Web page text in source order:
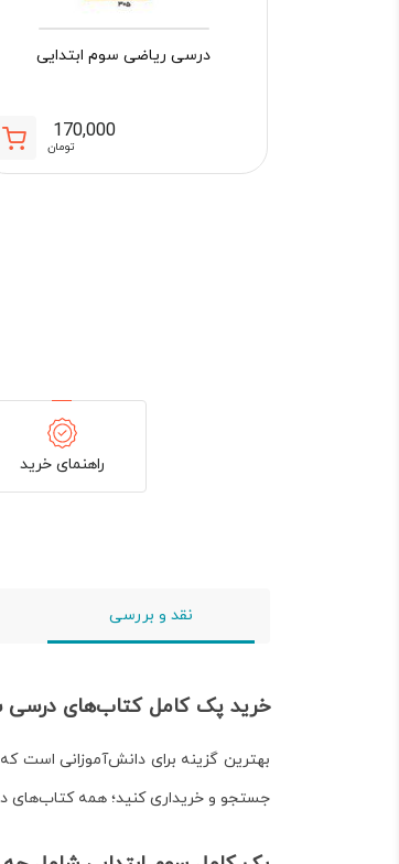
درسی ریاضی سوم ابتدایی
170,000
تومان
راهنمای خرید
نقد و بررسی
خرید پک کامل کتاب‌های درسی سوم
بهترین گزینه برای دانش‌آموزانی است
جستجو و خریداری کنید؛ همه